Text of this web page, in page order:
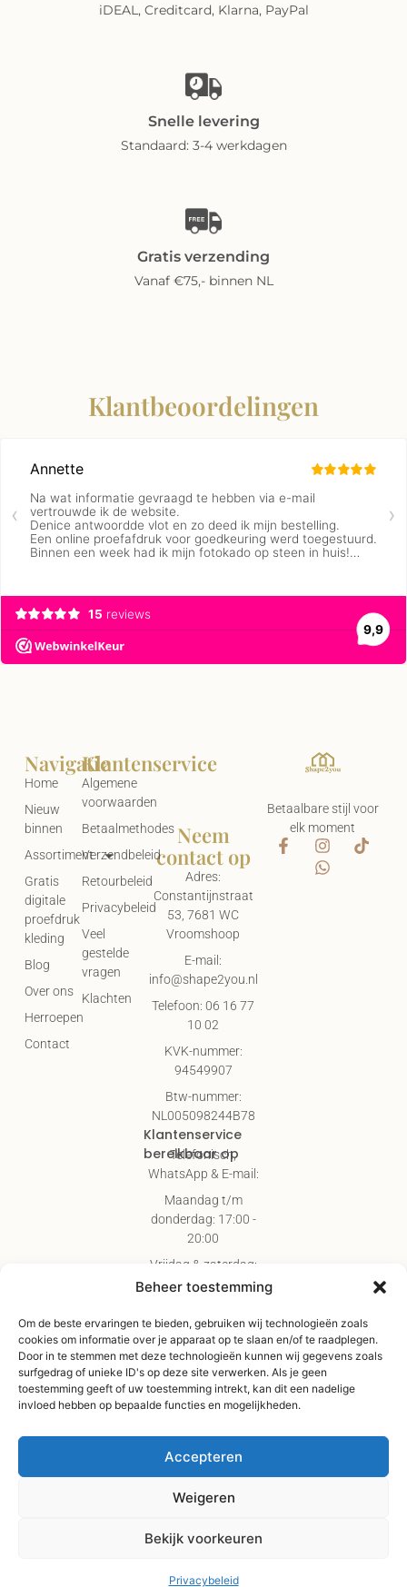
Beheer toestemming
Om de beste ervaringen te bieden, gebruiken wij technologieën zoals
cookies om informatie over je apparaat op te slaan en/of te raadplegen.
Door in te stemmen met deze technologieën kunnen wij gegevens zoals
surfgedrag of unieke ID's op deze site verwerken. Als je geen
toestemming geeft of uw toestemming intrekt, kan dit een nadelige
invloed hebben op bepaalde functies en mogelijkheden.
Accepteren
Weigeren
Bekijk voorkeuren
Privacybeleid
iDEAL, Creditcard, Klarna, PayPal
Snelle levering
Standaard: 3-4 werkdagen
Gratis verzending
Vanaf €75,- binnen NL
Klantbeoordelingen
Betaalbare stijl voor
elk moment
Klantenservice
Algemene
voorwaarden
Betaalmethodes
Verzendbeleid
Retourbeleid
Privacybeleid
Veel
gestelde
vragen
Klachten
Navigatie
Home
Nieuw
binnen
Assortiment
Gratis
digitale
proefdruk
kleding
Blog
Over ons
Herroepen
Contact
Neem
contact op
Adres:
Constantijnstraat
53, 7681 WC
Vroomshoop
E-mail:
info@shape2you.nl
Telefoon: 06 16 77
10 02
KVK-nummer:
94549907
Btw-nummer:
NL005098244B78
Klantenservice
bereikbaar op
Telefonisch,
WhatsApp & E-mail:
Maandag t/m
donderdag: 17:00 -
20:00
Vrijdag & zaterdag:
09:00 - 17:00
vanaf €75,-
Verzending binnen 3-
4 werkdagen
Afhaal Kloosterdijk